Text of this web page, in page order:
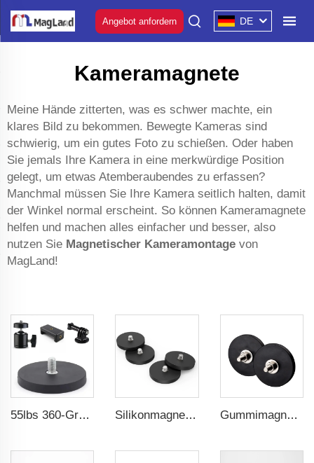
Angebot anfordern DE
Kameramagnete
Meine Hände zitterten, was es schwer machte, ein
klares Bild zu bekommen. Bewegte Kameras sind
schwierig, um ein gutes Foto zu schießen. Oder haben
Sie jemals Ihre Kamera in eine merkwürdige Position
gelegt, um etwas Atemberaubendes zu erfassen?
Manchmal müssen Sie Ihre Kamera seitlich halten, damit
der Winkel normal erscheint. So können Kameramagnete
helfen und machen alles einfacher und besser, also
nutzen Sie Magnetischer Kameramontage von
MagLand!
55lbs 360-Grad-Drehung Magnetisches Telefonhalter und für GoPro-Kameraaufsatz 1/4 Gewinde für mobile Fotografie und Videokapture Silikonmagnete für magnetische Kabelstecker mit 88 mm Außengewinde Gummimagnet für Maschinenschutz-Türen mit 66 mm Außengewinde